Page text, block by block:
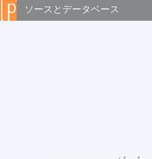
ソースとデータベース